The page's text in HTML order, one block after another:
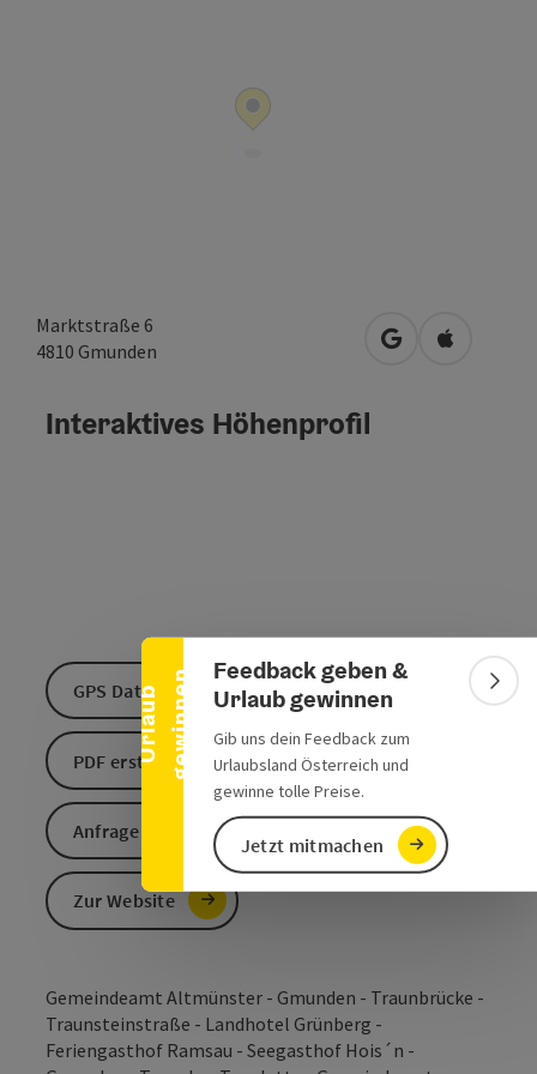
U
r
l
a
u
b
g
e
w
i
n
n
e n
Banner einklappen
Feedback geben &
Urlaub gewinnen
Gib uns dein Feedback zum
Urlaubsland Österreich und
gewinne tolle Preise.
Jetzt mitmachen
Marktstraße 6
4810 Gmunden in Google Maps
in Apple
Gemeindeamt Altmünster - Gmunden - Traunbrücke -
Traunsteinstraße - Landhotel Grünberg -
Feriengasthof Ramsau - Seegasthof Hois´n -
Interaktives Höhenprofil
GPS Daten downloaden
PDF erstellen
Anfrage senden
Zur Website